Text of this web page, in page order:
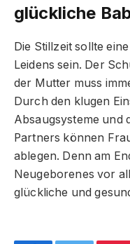
glückliche
Die Stillzeit sollte
Leidens sein. Der
der Mutter muss
Durch den klugen
Absaugsysteme und
Partners können
ablegen. Denn am
Neugeborenes vor
glückliche und